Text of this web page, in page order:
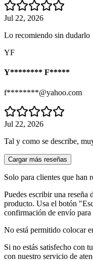
Jul 22, 2026
Lo recomiendo sin dudarlo
YF
Y******** F*****
f********@yahoo.com
Jul 22, 2026
Tal y como se describe,
Cargar más reseñas
Solo para clientes que han
Puedes escribir una reseña
producto. Usa el botón
confirmación de envío
No está permitido colocar
Si no estás satisfecho con
con nuestro servicio de